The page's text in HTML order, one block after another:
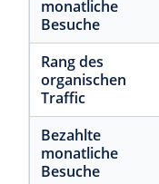
monatliche
Besuche
Rang des
organischen
Traffic
Bezahlte
monatliche
Besuche